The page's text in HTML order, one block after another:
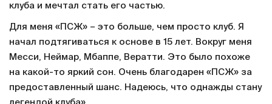
клуба и мечтал стать его частью.
Для меня «ПСЖ» – это больше, чем просто клуб. Я
начал подтягиваться к основе в 15 лет. Вокруг меня
Месси, Неймар, Мбаппе, Вератти. Это было похоже
на какой-то яркий сон. Очень благодарен «ПСЖ» за
предоставленный шанс. Надеюсь, что однажды стану